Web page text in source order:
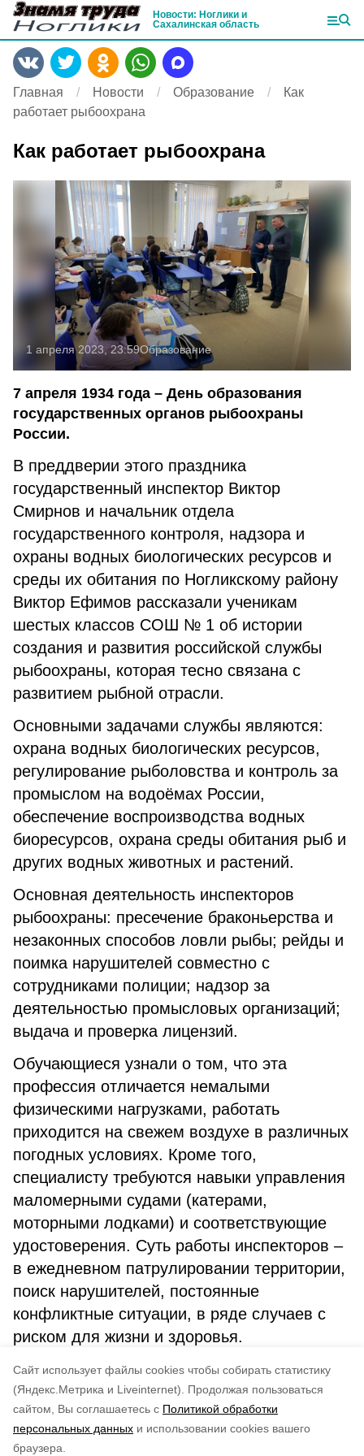
Cайт использует файлы cookies чтобы собирать статистику
(Яндекс.Метрика и Liveinternet).
Продолжая пользоваться
сайтом, Вы соглашаетесь с Политикой обработки
персональных данных и использовании cookies вашего
браузера.
Новости: Ноглики и
Сахалинская область
Главная Новости Образование
Как
работает рыбоохрана
Как работает рыбоохрана
1 апреля 2023, 23:59Образование
7 апреля 1934 года – День образования
государственных органов рыбоохраны
России.
В преддверии этого праздника
государственный инспектор Виктор
Смирнов и начальник отдела
государственного контроля, надзора и
охраны водных биологических ресурсов и
среды их обитания по Ногликскому району
Виктор Ефимов рассказали ученикам
шестых классов СОШ № 1 об истории
создания и развития российской службы
рыбоохраны, которая тесно связана с
развитием рыбной отрасли.
Основными задачами службы являются:
охрана водных биологических ресурсов,
регулирование рыболовства и контроль за
промыслом на водоёмах России,
обеспечение воспроизводства водных
биоресурсов, охрана среды обитания рыб и
других водных животных и растений.
Основная деятельность инспекторов
рыбоохраны: пресечение браконьерства и
незаконных способов ловли рыбы; рейды и
поимка нарушителей совместно с
сотрудниками полиции; надзор за
деятельностью промысловых организаций;
выдача и проверка лицензий.
Обучающиеся узнали о том, что эта
профессия отличается немалыми
физическими нагрузками, работать
приходится на свежем воздухе в различных
погодных условиях. Кроме того,
специалисту требуются навыки управления
маломерными судами (катерами,
моторными лодками) и соответствующие
удостоверения. Суть работы инспекторов –
в ежедневном патрулировании территории,
поиск нарушителей, постоянные
конфликтные ситуации, в ряде случаев с
риском для жизни и здоровья.
«минусы» работы инспекторов.
по оценке